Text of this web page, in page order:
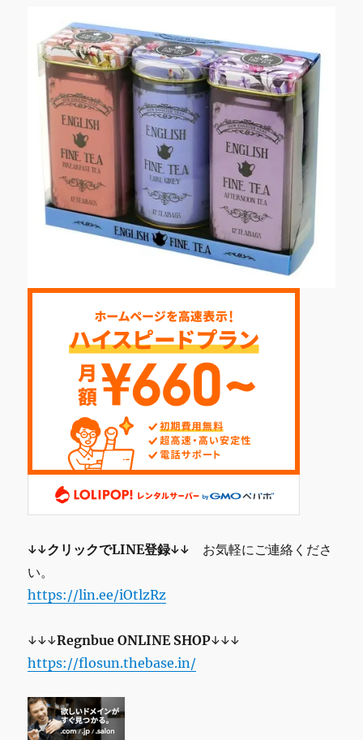
↓↓クリックでLINE登録↓↓ お気軽にご連絡くださ
い。
https://lin.ee/iOtlzRz
↓↓↓RegnbueONLINE SHOP↓↓↓
https://flosun.thebase.in/